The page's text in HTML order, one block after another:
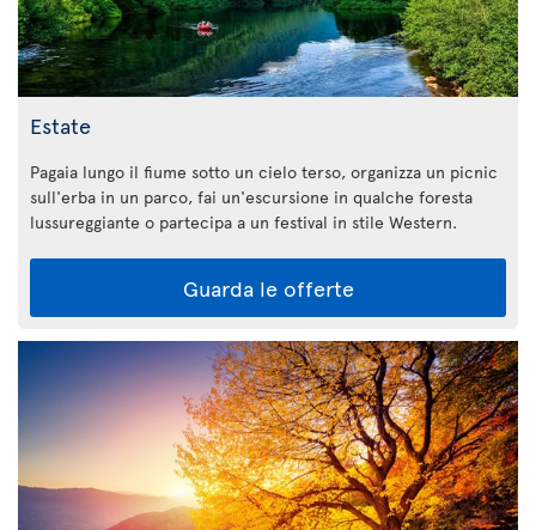
Estate
Pagaia lungo il fiume sotto un cielo terso, organizza un picnic
sull'erba in un parco, fai un'escursione in qualche foresta
lussureggiante o partecipa a un festival in stile Western.
Guarda le offerte